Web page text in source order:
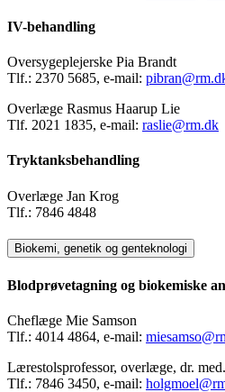
IV-behandling
Oversygeplejerske Pia Brandt
Tlf.: 2370 5685, e-mail:
Overlæge Rasmus Haarup Lie
Tlf. 2021 1835, e-mail: raslie@rm.dk
Tryktanksbehandling
Overlæge Jan Krog
Tlf.: 7846 4848
Biokemi, genetik og genteknologi
Blodprøvetagning og biokemiske
Cheflæge Mie Samson
Tlf.: 4014 4864, e-mail:
Lærestolsprofessor, overlæge, dr.
Tlf.: 7846 3450, e-mail: